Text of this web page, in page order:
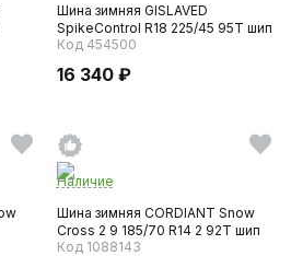
Шина зимняя GISLAVED
SpikeControl R18 225/45 95T шип
Код 454500
16 340 ₽
Наличие
Шина зимняя CORDIANT Snow
Cross 2 9 185/70 R14 2 92T шип
Код 1088143